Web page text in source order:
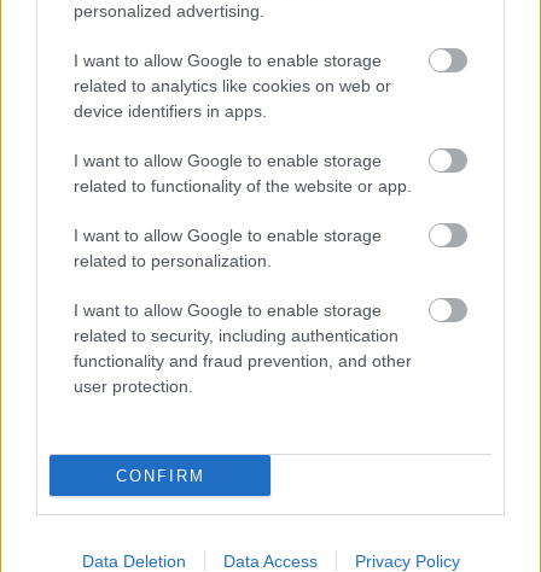
personalized advertising.
I want to allow Google to enable storage
related to analytics like cookies on web or
device identifiers in apps.
I want to allow Google to enable storage
related to functionality of the website or app.
I want to allow Google to enable storage
related to personalization.
I want to allow Google to enable storage
related to security, including authentication
functionality and fraud prevention, and other
user protection.
CONFIRM
Data Deletion Data Access Privacy Policy
Η Καππαδοκία βρίσκεται στην Τουρκία , είναι
Μνημείο Παγκόσμιας Κληρονομιάς της Unesco,
ιδιόμορφους γεωλογικούς σχηματισμούς που σε
περιοχής αυτής έχουν γίνει τα αερόστατα που
2019 επισκέφτηκαν την Καππαδοκία 440.686
τουρίστες- ο μεγαλύτερος αριθμός εδώ και έξι
χρόνια.